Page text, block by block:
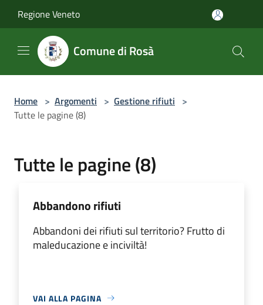
Regione Veneto
Comune di Rosà
Home > Argomenti > Gestione rifiuti >
Tutte le pagine (8)
Tutte le pagine (8)
Abbandono rifiuti
Abbandoni dei rifiuti sul territorio? Frutto di
maleducazione e inciviltà!
VAI ALLA PAGINA